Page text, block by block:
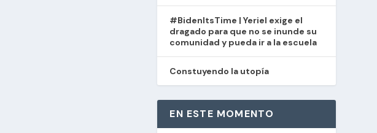
#BidenItsTime | Yeriel exige el
dragado para que no se inunde su
comunidad y pueda ir a la escuela
Constuyendo la utopía
EN ESTE MOMENTO